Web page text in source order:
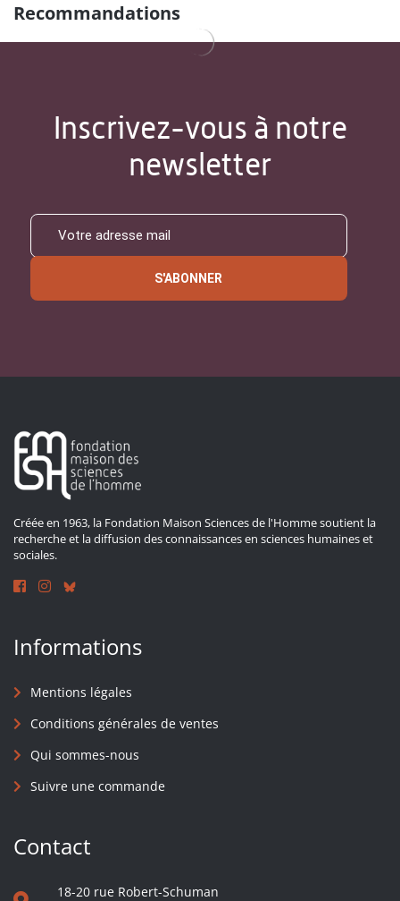
Recommandations
Inscrivez-vous à notre
newsletter
S'ABONNER
Créée en 1963, la Fondation Maison Sciences de l'Homme soutient la
recherche et la diffusion des connaissances en sciences humaines et
sociales.
Informations
Mentions légales
Conditions générales de ventes
Qui sommes-nous
Suivre une commande
Contact
18-20 rue Robert-Schuman